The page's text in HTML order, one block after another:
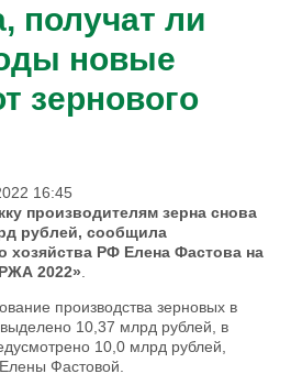
получат ли
новые
зернового
16:45
производителям зерна снова
рублей, сообщила
хозяйства РФ Елена Фастова на
2022»
производства зерновых в
10,37 млрд рублей, в
10,0 млрд рублей,
Фастовой.